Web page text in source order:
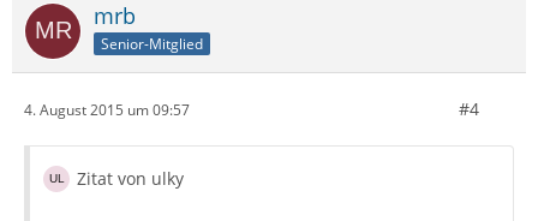
mrb
Senior-Mitglied
4. August 2015 um 09:57 #4
Zitat von ulky